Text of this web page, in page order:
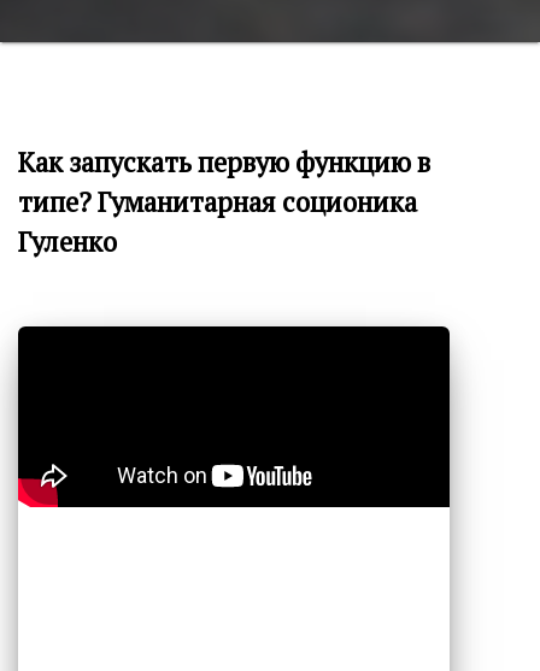
Как запускать первую функцию в
типе? Гуманитарная соционика
Гуленко